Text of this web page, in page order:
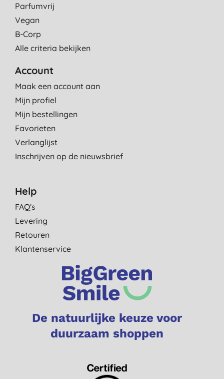
Parfumvrij
Vegan
B-Corp
Alle criteria bekijken
Account
Maak een account aan
Mijn profiel
Mijn bestellingen
Favorieten
Verlanglijst
Inschrijven op de nieuwsbrief
Help
FAQ's
Levering
Retouren
Klantenservice
De natuurlijke keuze voor
duurzaam shoppen